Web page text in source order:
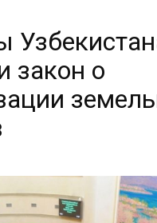
закон о